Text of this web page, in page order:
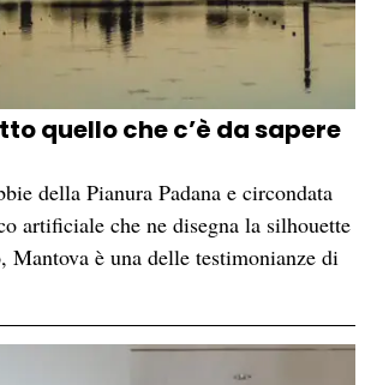
quello che c’è da sapere
della Pianura Padana e circondata
artificiale che ne disegna la silhouette
è una delle testimonianze di